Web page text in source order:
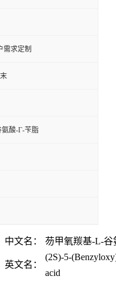
需求定制
酸-Γ-苄脂
中文名： 芴甲氧羰基-L-谷
英文名：
(2S)-5-
acid